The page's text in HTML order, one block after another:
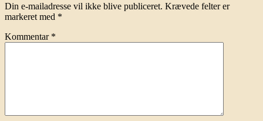
Din e-mailadresse vil ikke blive publiceret. Krævede felter er
markeret med *
Kommentar *